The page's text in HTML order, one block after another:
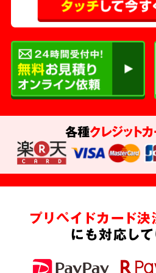
各種クレジット
プリペイドカード決
にも対応し